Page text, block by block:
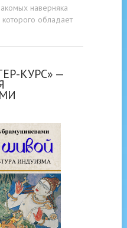
наверняка
которого обладает
КУРС» —